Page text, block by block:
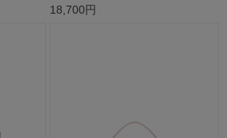
18,700円